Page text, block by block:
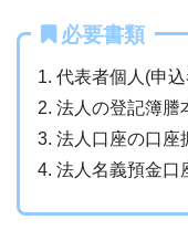
必要書類
1. 代表者個人(申
2. 法人の登記簿謄
3. 法人口座の口座
4. 法人名義預金口